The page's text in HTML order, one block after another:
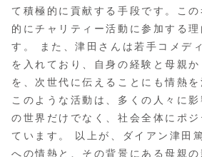
て積極的に貢献する手段です。こ
的にチャリティー活動に参加する
す。 また、津田さんは若手コメデ
を入れており、自身の経験と母親か
を、次世代に伝えることにも情熱
このような活動は、多くの人々に
の世界だけでなく、社会全体にポジ
ています。 以上が、ダイアン津田
への情熱と、その背景にある母親